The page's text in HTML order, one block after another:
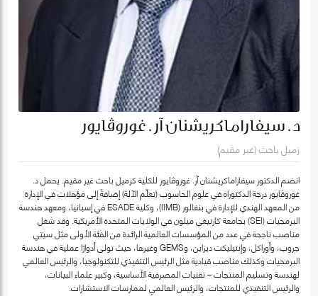
د. سيفاراماكريشنان آر. غوروڤايور
زميل باحث (غير مقيم)
انضم الدكتور سيفاراماكريشنان آر. غوروڤايور للكلية كزميل باحث غير مقيم. يحمل د.
غوروڤايور درجة الدكتوراه في علوم الحاسوب (تعلّم الآلة) إضافةً إلى مؤهلات في الإدارة
من المعهد الهندي للإدارة في بنغالور (IIMB)، وكلية ESADE في إسبانيا، ومعهد هندسة
البرمجيات (SEI) بجامعة كارنيغي ميلون في الولايات المتحدة الأمريكية. وقد شغل
مناصب ناجحة في عدد من المؤسسات العالمية الرائدة من الفئة الأولى مثل سيتي
جروب، وأوراكل، وإنتيليكت ديزاين، وGEMS وغيرها، حيث تولى أدوارًا عملية في هندسة
البرمجيات وكذلك مناصب قيادية مثل الرئيس التنفيذي للتكنولوجيا، والرئيس العالمي
لهندسة وتسليم المنتجات – تقنيات المصرفية الأساسية، وكبير علماء البيانات،
والرئيس التنفيذي للمنتجات، والرئيس العالمي لممارسات الاستشارات.